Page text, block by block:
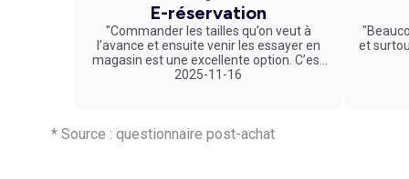
E-réservation
"Commander les tailles qu’on veut à
l’avance et ensuite venir les essayer en
magasin est une excellente option. C’est
un service vraiment pratique et agréable
2025-11-16
et
* Source : questionnaire post-achat